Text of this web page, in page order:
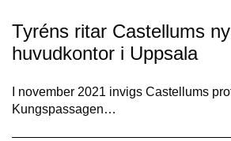
Tyréns ritar Castellums
huvudkontor i Uppsala
I november 2021 invigs Castellums
Kungspassagen…